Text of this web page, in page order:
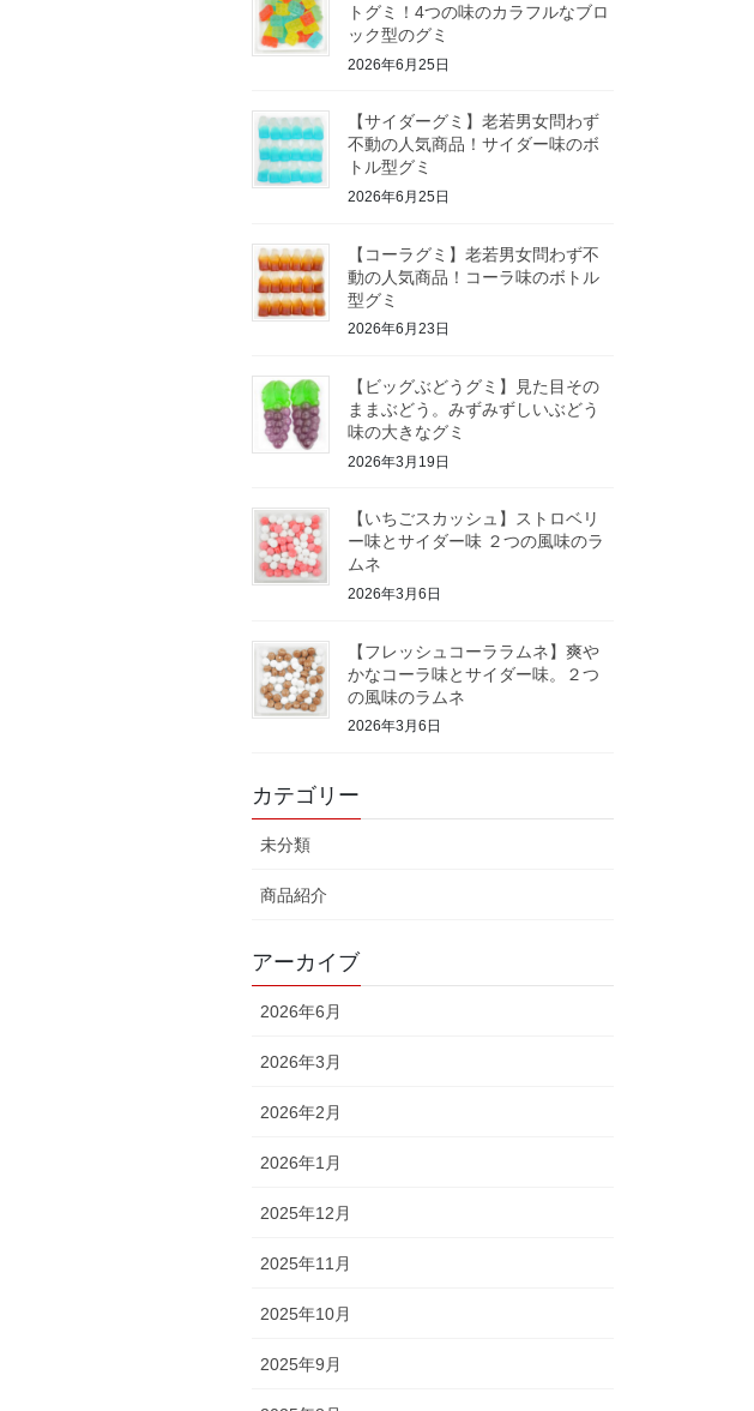
トグミ！4つの味のカラフルなブロ
ック型のグミ
2026年6月25日
【サイダーグミ】老若男女問わず
不動の人気商品！サイダー味のボ
トル型グミ
2026年6月25日
【コーラグミ】老若男女問わず不
動の人気商品！コーラ味のボトル
型グミ
2026年6月23日
【ビッグぶどうグミ】見た目その
ままぶどう。みずみずしいぶどう
味の大きなグミ
2026年3月19日
【いちごスカッシュ】ストロベリ
ー味とサイダー味 ２つの風味のラ
ムネ
2026年3月6日
【フレッシュコーララムネ】爽や
かなコーラ味とサイダー味。２つ
の風味のラムネ
2026年3月6日
カテゴリー
未分類
商品紹介
アーカイブ
2026年6月
2026年3月
2026年2月
2026年1月
2025年12月
2025年11月
2025年10月
2025年9月